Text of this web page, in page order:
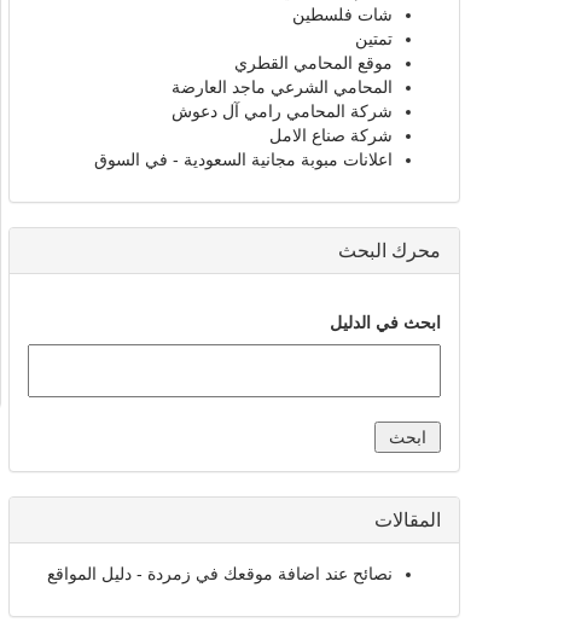
شات فلسطين
تمتين
موقع المحامي القطري
المحامي الشرعي ماجد العارضة
شركة المحامي رامي آل دعوش
شركة صناع الامل
اعلانات مبوبة مجانية السعودية - في السوق
محرك البحث
ابحث في الدليل
المقالات
نصائح عند اضافة موقعك في زمردة - دليل المواقع